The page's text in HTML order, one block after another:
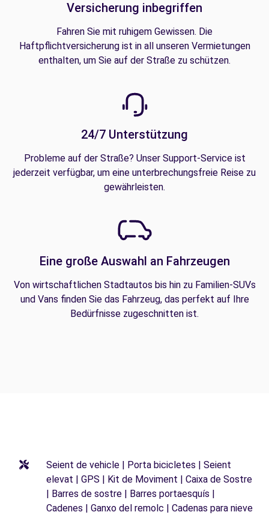
Versicherung inbegriffen
Fahren Sie mit ruhigem Gewissen. Die
Haftpflichtversicherung ist in all unseren Vermietungen
enthalten, um Sie auf der Straße zu schützen.
24/7 Unterstützung
Probleme auf der Straße? Unser Support-Service ist
jederzeit verfügbar, um eine unterbrechungsfreie Reise zu
gewährleisten.
Eine große Auswahl an Fahrzeugen
Von wirtschaftlichen Stadtautos bis hin zu Familien-SUVs
und Vans finden Sie das Fahrzeug, das perfekt auf Ihre
Bedürfnisse zugeschnitten ist.
Seient de vehicle | Porta bicicletes | Seient
elevat | GPS | Kit de Moviment | Caixa de Sostre
| Barres de sostre | Barres portaesquís |
Cadenes | Ganxo del remolc | Cadenas para nieve